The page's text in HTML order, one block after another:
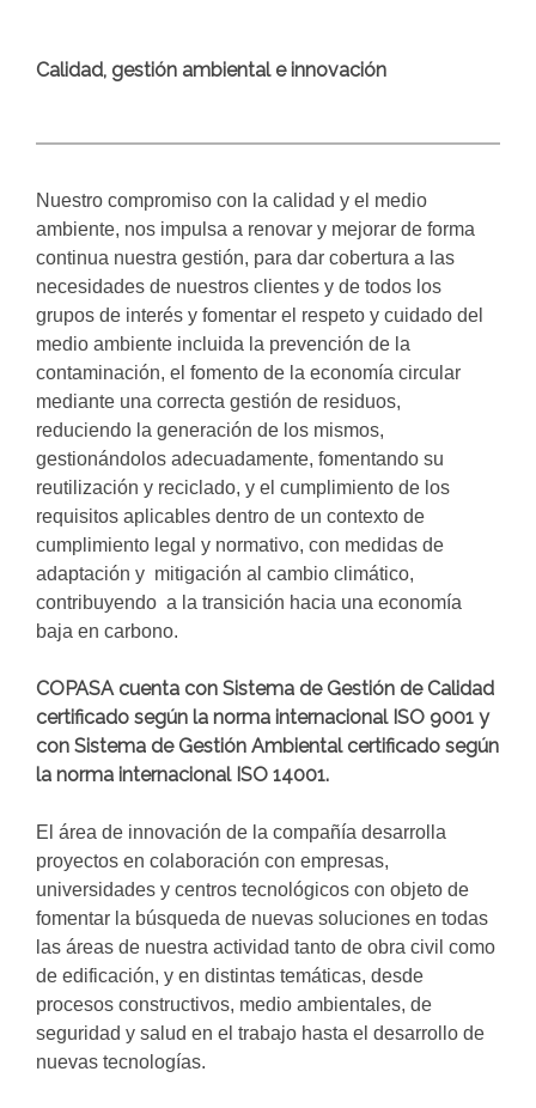
Calidad, gestión ambiental e innovación
Nuestro compromiso con la calidad y el medio
ambiente, nos impulsa a renovar y mejorar de forma
continua nuestra gestión, para dar cobertura a las
necesidades de nuestros clientes y de todos los
grupos de interés y fomentar el respeto y cuidado del
medio ambiente incluida la prevención de la
contaminación, el fomento de la economía circular
mediante una correcta gestión de residuos,
reduciendo la generación de los mismos,
gestionándolos adecuadamente, fomentando su
reutilización y reciclado, y el cumplimiento de los
requisitos aplicables dentro de un contexto de
cumplimiento legal y normativo, con medidas de
adaptación y mitigación al cambio climático,
contribuyendo a la transición hacia una economía
baja en carbono.
COPASA cuenta con Sistema de Gestión de Calidad
certificado según la norma internacional ISO 9001 y
con Sistema de Gestión Ambiental certificado según
la norma internacional ISO 14001.
El área de innovación de la compañía desarrolla
proyectos en colaboración con empresas,
universidades y centros tecnológicos con objeto de
fomentar la búsqueda de nuevas soluciones en todas
las áreas de nuestra actividad tanto de obra civil como
de edificación, y en distintas temáticas, desde
procesos constructivos, medio ambientales, de
seguridad y salud en el trabajo hasta el desarrollo de
nuevas tecnologías.